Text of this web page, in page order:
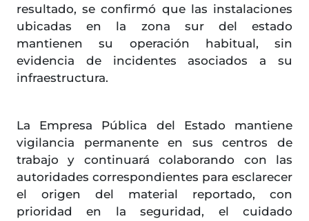
resultado, se confirmó que las instalaciones
ubicadas en la zona sur del estado
mantienen su operación habitual, sin
evidencia de incidentes asociados a su
infraestructura.
La Empresa Pública del Estado mantiene
vigilancia permanente en sus centros de
trabajo y continuará colaborando con las
autoridades correspondientes para esclarecer
el origen del material reportado, con
prioridad en la seguridad, el cuidado